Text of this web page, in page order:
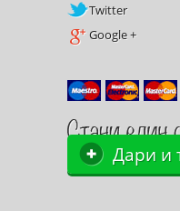
Twitter
Google +
Дари и